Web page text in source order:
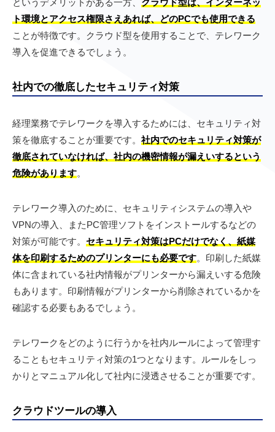
というデメリットがある一方、 クラウド型は、インターネッ
ト環境とアクセス権限さえあれば、どのPCでも使用できる
ことが特徴です。クラウド型を使用することで、テレワーク
導入を促進できるでしょう。
社内での徹底したセキュリティ対策
経理業務でテレワークを導入するためには、セキュリティ対
策を徹底することが重要です。 社内でのセキュリティ対策が
徹底されていなければ、社内の機密情報が漏えいするという
危険があります。
テレワーク導入のために、セキュリティシステムの導入や
VPNの導入、またPC管理ソフトをインストールするなどの
対策が可能です。 セキュリティ対策はPCだけでなく、紙媒
体を印刷するためのプリンターにも必要です。印刷した紙媒
体に含まれている社内情報がプリンターから漏えいする危険
もあります。印刷情報がプリンターから削除されているかを
確認する必要もあるでしょう。
テレワークをどのように行うかを社内ルールによって管理す
ることもセキュリティ対策の1つとなります。ルールをしっ
かりとマニュアル化して社内に浸透させることが重要です。
クラウドツールの導入